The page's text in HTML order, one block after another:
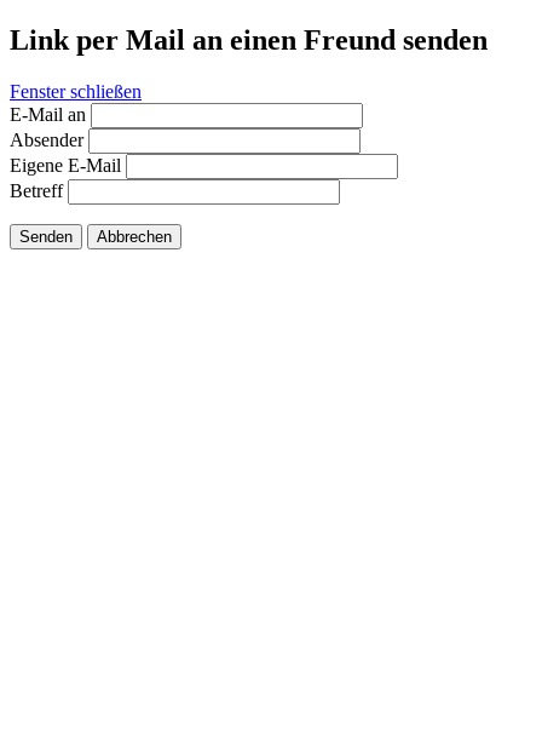
Link per Mail an einen Freund senden
Fenster schließen
E-Mail an
Absender
Eigene E-Mail
Betreff
Senden Abbrechen